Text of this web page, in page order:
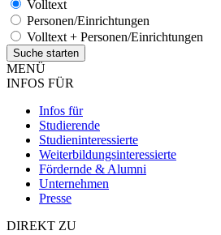
Volltext
Personen/Einrichtungen
Volltext + Personen/Einrichtungen
MENÜ
INFOS FÜR
Infos für
Studierende
Studieninteressierte
Weiterbildungsinteressierte
Fördernde & Alumni
Unternehmen
Presse
DIREKT ZU